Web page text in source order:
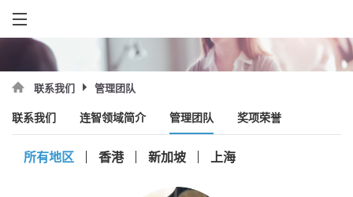
联系我们 管理团队
联系我们 连智领域简介 管理团队 奖项荣誉
所有地区 香港 新加坡 上海